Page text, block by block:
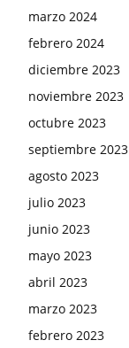
marzo 2024
febrero 2024
diciembre 2023
noviembre 2023
octubre 2023
septiembre 2023
agosto 2023
julio 2023
junio 2023
mayo 2023
abril 2023
marzo 2023
febrero 2023